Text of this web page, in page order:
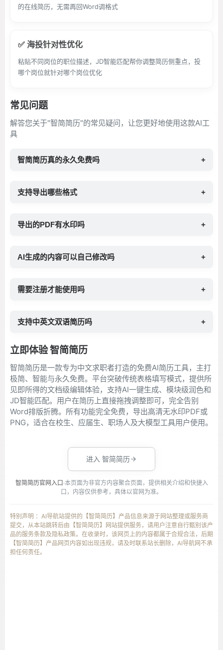
的在线简历，无需再回Word调格式
✅ 海投针对性优化
粘贴不同岗位的职位描述，JD智能匹配帮你调整简历侧重点，投
哪个岗位就针对哪个岗位优化
常见问题
解答您关于"智简简历"的常见疑问，让您更好地使用这款AI工
具
智简简历真的永久免费吗 +
支持导出哪些格式 +
导出的PDF有水印吗 +
AI生成的内容可以自己修改吗 +
需要注册才能使用吗 +
支持中英文双语简历吗 +
立即体验 智简简历
智简简历是一款专为中文求职者打造的免费AI简历工具，主打
极简、智能与永久免费。平台突破传统表格填写模式，提供所
见即所得的文档级编辑体验，支持AI一键生成、模块级润色和
JD智能匹配。用户在简历上直接拖拽调整即可，完全告别
Word排版折腾。所有功能完全免费，导出高清无水印PDF或
PNG，适合在校生、应届生、职场人及大模型工具用户使用。
进入 智简简历
智简简历官网入口 ·本页面为非官方内容聚合页面，提供相关介绍和快捷入
口，内容仅供参考，具体以官网为准。
特别声明 ：AI导航站提供的【智简简历】产品信息来源于网站整理或服务商
提交，从本站跳转后由【智简简历】网站提供服务，请用户注意自行甄别该产
品的服务条款及隐私政策。在收录时，该网页上的内容都属于合规合法，后期
【智简简历】产品网页内容如出现违规，请及时联系站长删除，AI导航网不承
担任何责任。